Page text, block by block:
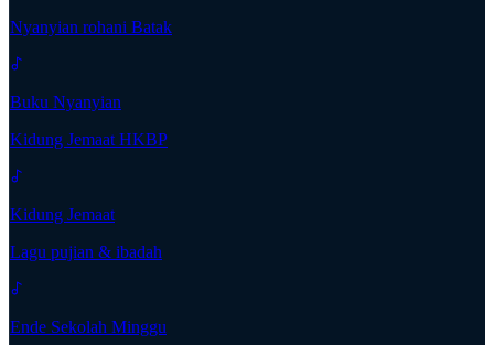
Nyanyian rohani Batak
Buku Nyanyian
Kidung Jemaat HKBP
Kidung Jemaat
Lagu pujian & ibadah
Ende Sekolah Minggu